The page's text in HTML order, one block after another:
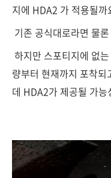
지에 HDA2 가 적용될까
기존 공식대로라면 물
하지만 스포티지에 없
량부터 현재까지 포착
데 HDA2가 제공될 가